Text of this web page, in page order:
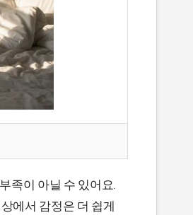
족이 아닐 수 있어요.
에서 감정은 더 쉽게